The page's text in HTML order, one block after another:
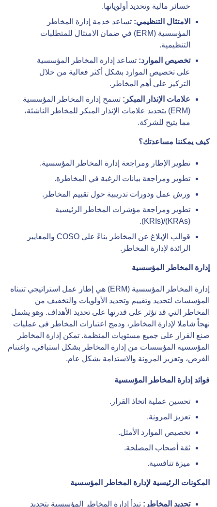
خسائر مالية وتحديد أولوياتها.
الامتثال التنظيمي: تساعد خدمة إدارة المخاطر
المؤسسية (ERM) في ضمان الامتثال للمتطلبات
التنظيمية.
تخصيص الموارد: تساعد إدارة المخاطر المؤسسية
على تخصيص الموارد بشكل أكثر فعالية من خلال
التركيز على أهم المخاطر.
علامات الإنذار المبكر: تسمح إدارة المخاطر المؤسسية
(ERM) بتحديد علامات الإنذار المبكر للمخاطر الناشئة،
مما يتيح للشركة.
كيف يمكننا مساعدتك؟
تطوير الإطار ومراجعة إدارة المخاطر المؤسسية.
تطوير ومراجعة بيانات الرغبة في المخاطرة.
ورش عمل ودورات تدريبية حول تقييم المخاطر.
تطوير ومراجعة مؤشرات المخاطر الرئيسية
(KRIs)/(KRAs).
قوالب الإبلاغ عن المخاطر بناءً على COSO والمعايير
الرائدة لإدارة المخاطر.
إدارة المخاطر المؤسسية
إدارة المخاطر المؤسسية (ERM) هي إطار عمل استراتيجي تتبناه
المؤسسات لتحديد وتقييم وتحديد الأولويات والتخفيف من
المخاطر التي قد تؤثر على قدرتها على تحديد الأهداف. وهو يشمل
نهجاً شاملا لإدارة المخاطر، ودمج اعتبارات المخاطر في عمليات
صنع القرار على جميع مستويات المنظمة. تمكن إدارة المخاطر
المؤسسية المؤسسات من إدارة المخاطر بشكل استباقي، واغتنام
الفرص، وتعزيز المرونة والاستدامة بشكل عام.
فوائد إدارة المخاطر المؤسسية
تحسين عملية اتخاذ القرار.
تعزيز المرونة.
تخصيص الموارد الأمثل.
ثقة أصحاب المصلحة.
ميزة تنافسية.
المكونات الرئيسية لإدارة المخاطر المؤسسية
تحديد المخاطر: تبدأ إدارة المخاطر المؤسسية بتحديد